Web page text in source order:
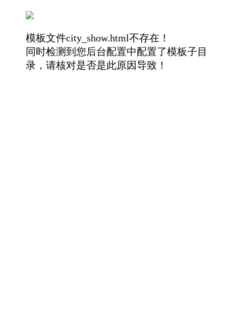
模板文件city_show.html不存在！
同时检测到您后台配置中配置了模板子目
录，请核对是否是此原因导致！